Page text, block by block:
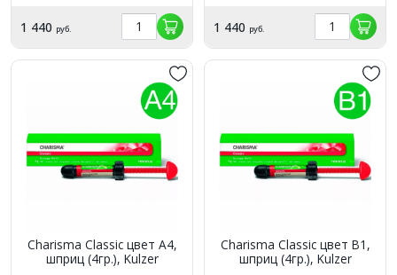
1 440 руб. 1 440 руб.
Charisma Classic цвет A4,
шприц (4гр.), Kulzer
Charisma Classic цвет B1,
шприц (4гр.), Kulzer